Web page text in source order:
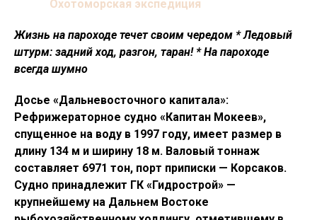
Охотоморская экспедиция
Жизнь на пароходе течет своим чередом * Ледовый
штурм: задний ход, разгон, таран! * На пароходе
всегда шумно
Досье «Дальневосточного капитала»:
Рефрижераторное судно «Капитан Мокеев»,
спущенное на воду в 1997 году, имеет размер в
длину 134 м и ширину 18 м. Валовый тоннаж
составляет 6971 тон, порт приписки — Корсаков.
Судно принадлежит ГК «Гидрострой» —
крупнейшему на Дальнем Востоке